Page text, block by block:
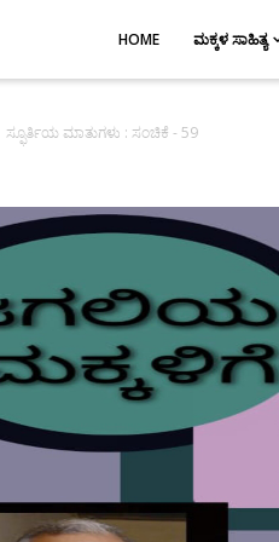
HOME ಮಕ್ಕಳ ಸಾಹಿತ್ಯ
ಸ್ಫೂರ್ತಿಯ ಮಾತುಗಳು : ಸಂಚಿಕೆ - 59